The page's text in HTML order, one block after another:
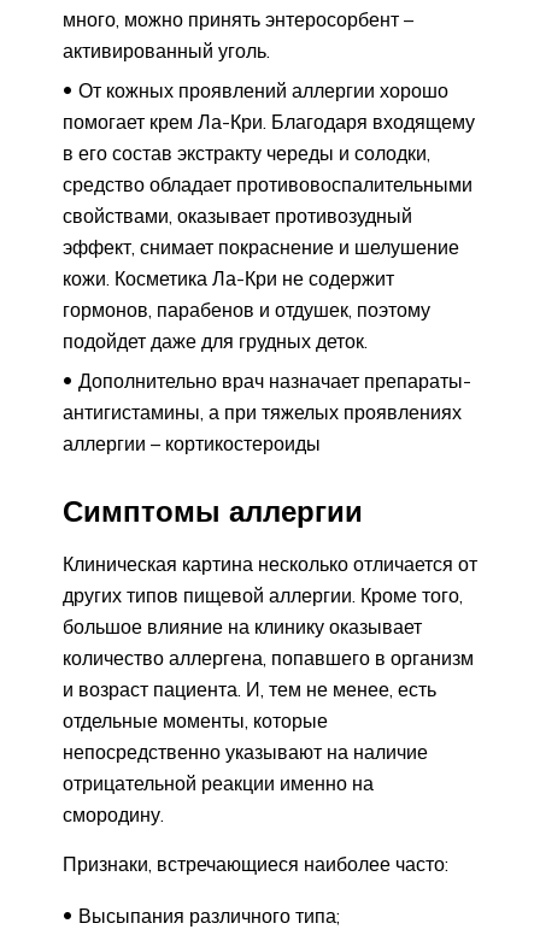
много, можно принять энтеросорбент –
активированный уголь.
От кожных проявлений аллергии хорошо
помогает крем Ла-Кри. Благодаря входящему
в его состав экстракту череды и солодки,
средство обладает противовоспалительными
свойствами, оказывает противозудный
эффект, снимает покраснение и шелушение
кожи. Косметика Ла-Кри не содержит
гормонов, парабенов и отдушек, поэтому
подойдет даже для грудных деток.
Дополнительно врач назначает препараты-
антигистамины, а при тяжелых проявлениях
аллергии – кортикостероиды
Симптомы аллергии
Клиническая картина несколько отличается от
других типов пищевой аллергии. Кроме того,
большое влияние на клинику оказывает
количество аллергена, попавшего в организм
и возраст пациента. И, тем не менее, есть
отдельные моменты, которые
непосредственно указывают на наличие
отрицательной реакции именно на
смородину.
Признаки, встречающиеся наиболее часто:
Высыпания различного типа;